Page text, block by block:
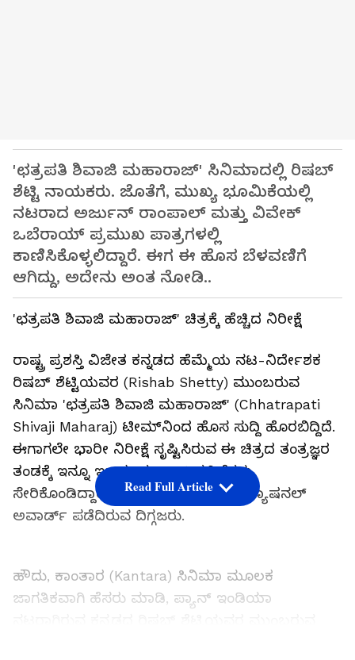
'ಛತ್ರಪತಿ ಶಿವಾಜಿ ಮಹಾರಾಜ್' ಸಿನಿಮಾದಲ್ಲಿ ರಿಷಬ್
ಶೆಟ್ಟಿ ನಾಯಕರು. ಜೊತೆಗೆ, ಮುಖ್ಯ ಭೂಮಿಕೆಯಲ್ಲಿ
ನಟರಾದ ಅರ್ಜುನ್ ರಾಂಪಾಲ್ ಮತ್ತು ವಿವೇಕ್
ಒಬೆರಾಯ್ ಪ್ರಮುಖ ಪಾತ್ರಗಳಲ್ಲಿ
ಕಾಣಿಸಿಕೊಳ್ಳಲಿದ್ದಾರೆ. ಈಗ ಈ ಹೊಸ ಬೆಳವಣಿಗೆ
ಆಗಿದ್ದು, ಅದೇನು ಅಂತ ನೋಡಿ..
'ಛತ್ರಪತಿ ಶಿವಾಜಿ ಮಹಾರಾಜ್' ಚಿತ್ರಕ್ಕೆ ಹೆಚ್ಚಿದ ನಿರೀಕ್ಷೆ
ರಾಷ್ಟ್ರ ಪ್ರಶಸ್ತಿ ವಿಜೇತ ಕನ್ನಡದ ಹೆಮ್ಮೆಯ ನಟ-ನಿರ್ದೇಶಕ
ರಿಷಬ್ ಶೆಟ್ಟಿಯವರ (Rishab Shetty) ಮುಂಬರುವ
ಸಿನಿಮಾ 'ಛತ್ರಪತಿ ಶಿವಾಜಿ ಮಹಾರಾಜ್' (Chhatrapati
Shivaji Maharaj) ಟೀಮ್‌ನಿಂದ ಹೊಸ ಸುದ್ದಿ ಹೊರಬಿದ್ದಿದೆ.
ಈಗಾಗಲೇ ಭಾರೀ ನಿರೀಕ್ಷೆ ಸೃಷ್ಟಿಸಿರುವ ಈ ಚಿತ್ರದ ತಂತ್ರಜ್ಞರ
ತಂಡಕ್ಕೆ ಇನ್ನೂ ಇಬ್ಬರು ಮಹಾನ್ ಪ್ರತಿಭೆಗಳು
ಸೇರಿಕೊಂಡಿದ್ದಾರೆ. ಅವರು ಅಂತಿಂಥವರಲ್ಲ, ನ್ಯಾಷನಲ್
ಅವಾರ್ಡ್‌ ಪಡೆದಿರುವ ದಿಗ್ಗಜರು.
ಹೌದು, ಕಾಂತಾರ (Kantara) ಸಿನಿಮಾ ಮೂಲಕ
ಜಾಗತಿಕವಾಗಿ ಹೆಸರು ಮಾಡಿ, ಪ್ಯಾನ್ ಇಂಡಿಯಾ
Read Full Article